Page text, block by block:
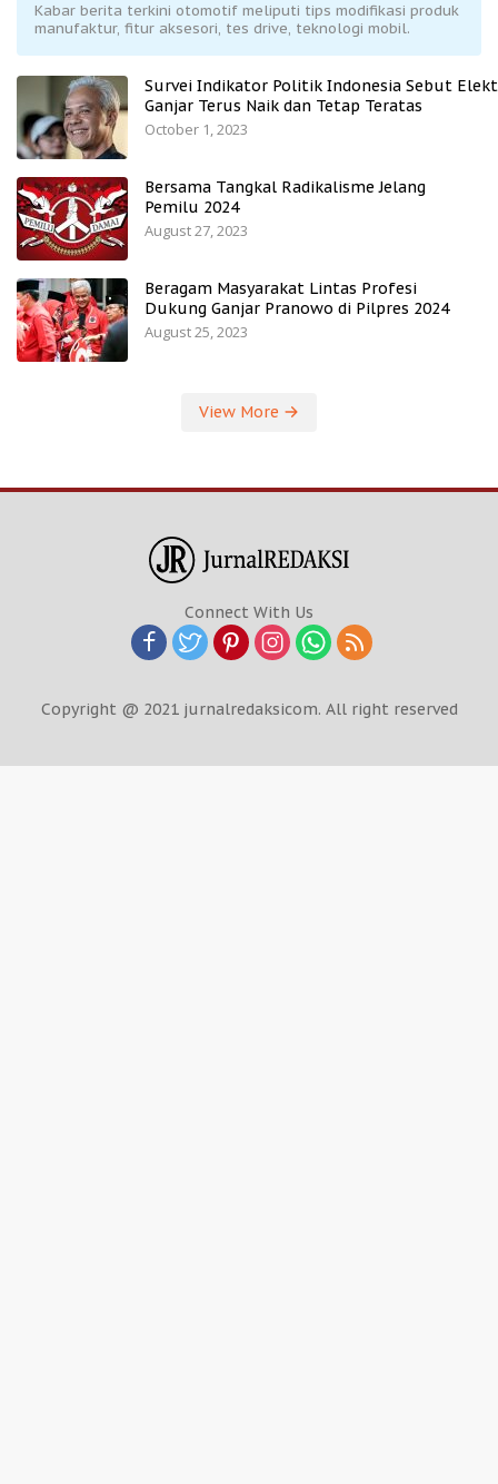
Kabar berita terkini otomotif meliputi tips modifikasi produk
manufaktur, fitur aksesori, tes drive, teknologi mobil.
Survei Indikator Politik Indonesia Sebut
Ganjar Terus Naik dan Tetap Teratas
October 1, 2023
Bersama Tangkal Radikalisme Jelang
Pemilu 2024
August 27, 2023
Beragam Masyarakat Lintas Profesi
Dukung Ganjar Pranowo di Pilpres 2024
August 25, 2023
View More
Connect With Us
Copyright @ 2021 jurnalredaksicom. All right reserved